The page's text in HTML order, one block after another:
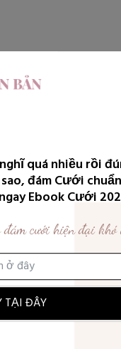
BÀI
100
quá nhiều rồi
đám Cưới
Ebook Cưới
cưới hiện đại khó
TẠI ĐÂY